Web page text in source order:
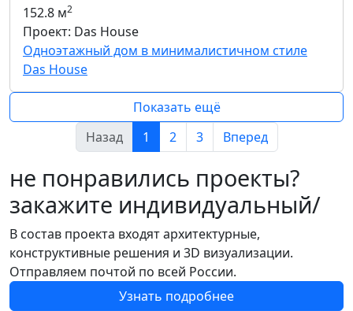
152.8 м2
Проект: Das House
Одноэтажный дом в минималистичном стиле
Das House
Показать ещё
Назад
1 2 3 Вперед
не понравились проекты?
закажите индивидуальный/
В состав проекта входят архитектурные,
конструктивные решения и 3D визуализации.
Отправляем почтой по всей России.
Узнать подробнее